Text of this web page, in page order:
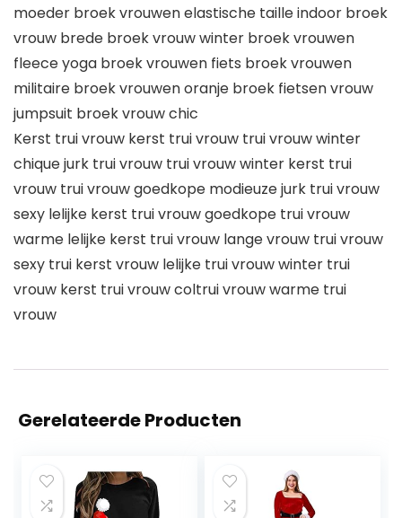
moeder broek vrouwen elastische taille indoor broek
vrouw brede broek vrouw winter broek vrouwen
fleece yoga broek vrouwen fiets broek vrouwen
militaire broek vrouwen oranje broek fietsen vrouw
jumpsuit broek vrouw chic
Kerst trui vrouw kerst trui vrouw trui vrouw winter
chique jurk trui vrouw trui vrouw winter kerst trui
vrouw trui vrouw goedkope modieuze jurk trui vrouw
sexy lelijke kerst trui vrouw goedkope trui vrouw
warme lelijke kerst trui vrouw lange vrouw trui vrouw
sexy trui kerst vrouw lelijke trui vrouw winter trui
vrouw kerst trui vrouw coltrui vrouw warme trui
vrouw
Gerelateerde Producten